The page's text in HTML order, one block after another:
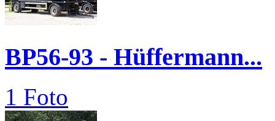
BP56-93 - Hüffermann...
1 Foto